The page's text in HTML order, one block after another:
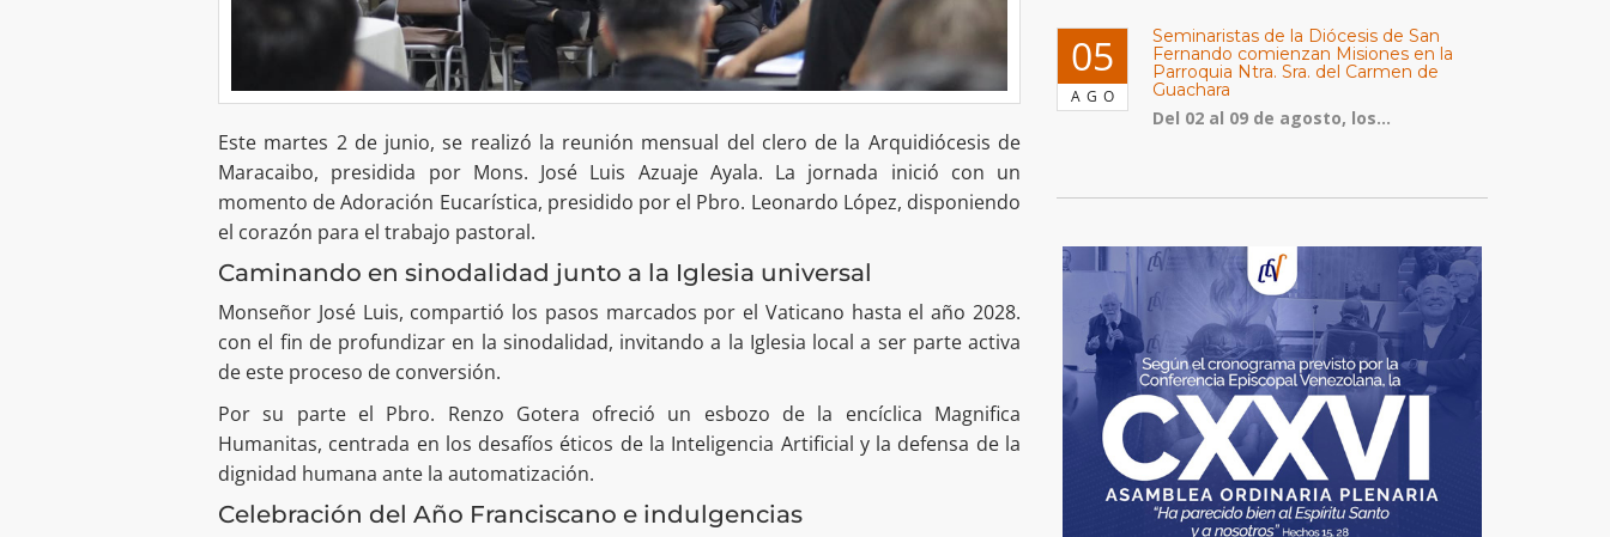
Este martes 2 de junio, se realizó la reunión mensual del clero de la Arquidiócesis de
Maracaibo, presidida por Mons. José Luis Azuaje Ayala. La jornada inició con un
momento de Adoración Eucarística, presidido por el Pbro. Leonardo López, disponiendo
el corazón para el trabajo pastoral.
Caminando en sinodalidad junto a la Iglesia universal
Monseñor José Luis, compartió los pasos marcados por el Vaticano hasta el año 2028.
con el fin de profundizar en la sinodalidad, invitando a la Iglesia local a ser parte activa
de este proceso de conversión.
Por su parte el Pbro. Renzo Gotera ofreció un esbozo de la encíclica Magnifica
Humanitas, centrada en los desafíos éticos de la Inteligencia Artificial y la defensa de la
dignidad humana ante la automatización.
Celebración del Año Franciscano e indulgencias
05
AGO
Seminaristas de la Diócesis de San
Fernando comienzan Misiones en la
Parroquia Ntra. Sra. del Carmen de
Guachara
Del 02 al 09 de agosto, los...